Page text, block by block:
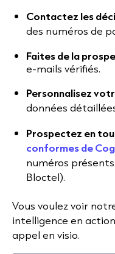
Contactez les
des numéros de
Faites de la
e-mails vérifiés.
Personnalisez
données
Prospectez en
conformes de
numéros
Bloctel).
Vous voulez voir
intelligence en
appel en visio.